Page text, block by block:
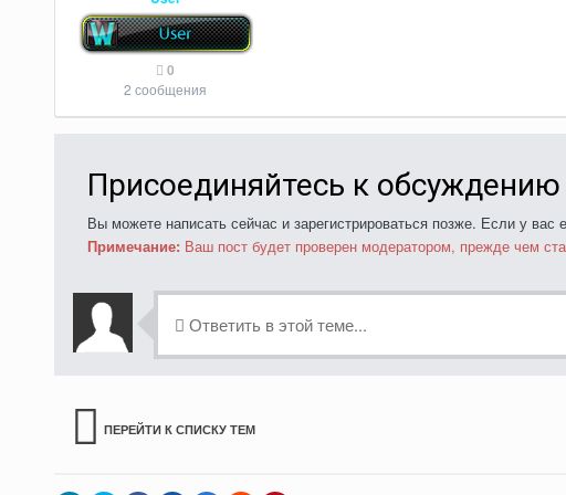
0
2 сообщения
Присоединяйтесь к обсуждению
Вы можете написать сейчас и зарегистрироваться позже. Если у вас
Примечание: Ваш пост будет проверен модератором, прежде чем
Ответить в этой теме...
ПЕРЕЙТИ К СПИСКУ ТЕМ